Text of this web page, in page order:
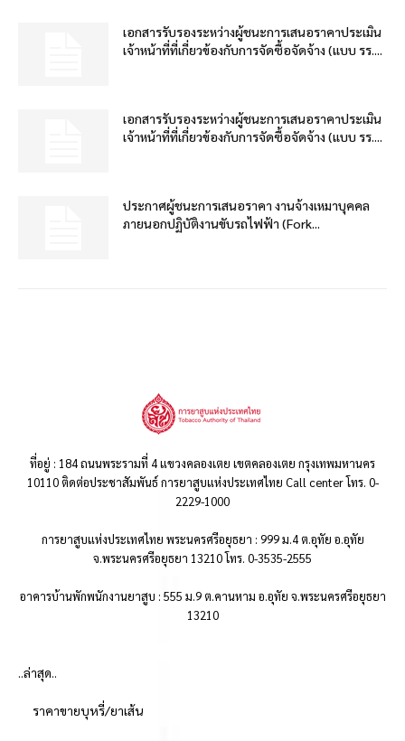
เอกสารรับรองระหว่างผู้ชนะการเสนอราคาประเมิน
เจ้าหน้าที่ที่เกี่ยวข้องกับการจัดซื้อจัดจ้าง (แบบ รร....
เอกสารรับรองระหว่างผู้ชนะการเสนอราคาประเมิน
เจ้าหน้าที่ที่เกี่ยวข้องกับการจัดซื้อจัดจ้าง (แบบ รร....
ประกาศผู้ชนะการเสนอราคา งานจ้างเหมาบุคคล
ภายนอกปฏิบัติงานขับรถไฟฟ้า (Fork...
ที่อยู่ : 184 ถนนพระรามที่ 4 แขวงคลองเตย เขตคลองเตย กรุงเทพมหานคร
10110 ติดต่อประชาสัมพันธ์ การยาสูบแห่งประเทศไทย Call center โทร. 0-
2229-1000
การยาสูบแห่งประเทศไทย พระนครศรีอยุธยา : 999 ม.4 ต.อุทัย อ.อุทัย
จ.พระนครศรีอยุธยา 13210 โทร. 0-3535-2555
อาคารบ้านพักพนักงานยาสูบ : 555 ม.9 ต.คานหาม อ.อุทัย จ.พระนครศรีอยุธยา
13210
..ล่าสุด..
ราคาขายบุหรี่/ยาเส้น